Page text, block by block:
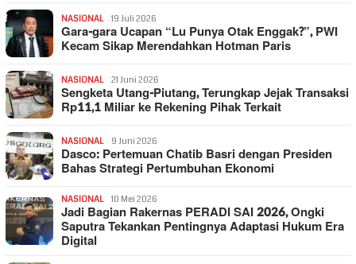
NASIONAL 19 Juli 2026
Gara-gara Ucapan “Lu Punya Otak Enggak?”, PWI
Kecam Sikap Merendahkan Hotman Paris
NASIONAL 21 Juni 2026
Sengketa Utang-Piutang, Terungkap Jejak Transaksi
Rp11,1 Miliar ke Rekening Pihak Terkait
NASIONAL 9 Juni 2026
Dasco: Pertemuan Chatib Basri dengan Presiden
Bahas Strategi Pertumbuhan Ekonomi
NASIONAL 10 Mei 2026
Jadi Bagian Rakernas PERADI SAI 2026, Ongki
Saputra Tekankan Pentingnya Adaptasi Hukum Era
Digital